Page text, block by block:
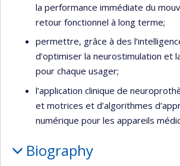
la performance immédiate du
retour fonctionnel à long terme;
permettre, grâce à des
d’optimiser la neurostimulation et
pour chaque usager;
l’application clinique de
et motrices et d’algorithmes
numérique pour les appareils
Biography